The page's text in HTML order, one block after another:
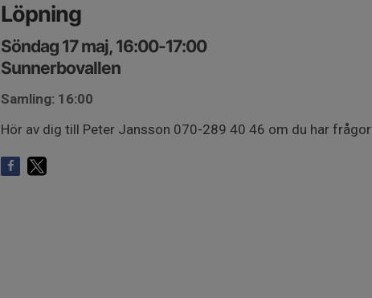
Löpning
Söndag 17 maj, 16:00-17:00
Sunnerbovallen
Samling: 16:00
Hör av dig till Peter Jansson 070-289 40 46 om du har frågor